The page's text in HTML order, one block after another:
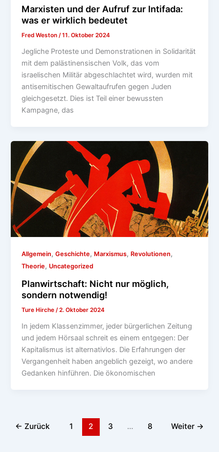
Marxisten und der Aufruf zur Intifada:
was er wirklich bedeutet
Fred Weston/11. Oktober 2024
Jegliche Proteste und Demonstrationen in Solidarität
mit dem palästinensischen Volk, das vom
israelischen Militär abgeschlachtet wird, wurden mit
antisemitischen Gewaltaufrufen gegen Juden
gleichgesetzt. Dies ist Teil einer bewussten
Kampagne, das
Allgemein,Geschichte, Marxismus, Revolutionen,
Theorie, Uncategorized
Planwirtschaft: Nicht nur möglich,
sondern notwendig!
Ture Hirche/2. Oktober 2024
In jedem Klassenzimmer, jeder bürgerlichen Zeitung
und jedem Hörsaal schreit es einem entgegen: Der
Kapitalismus ist alternativlos. Die Erfahrungen der
Vergangenheit haben angeblich gezeigt, wo andere
Gedanken hinführen. Die ökonomischen
← Zurück 1 2 3 … 8 Weiter →